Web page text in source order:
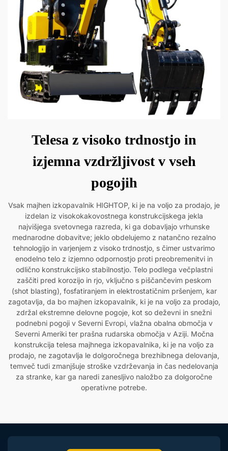
Telesa z visoko trdnostjo in
izjemna vzdržljivost v vseh
pogojih
Vsak majhen izkopavalnik HIGHTOP, ki je na voljo za prodajo, je
izdelan iz visokokakovostnega konstrukcijskega jekla
najvišjega svetovnega razreda, ki ga dobavljajo vrhunske
mednarodne dobavitve; jeklo obdelujemo z natančno rezalno
tehnologijo in varjenjem z visoko trdnostjo, s čimer ustvarimo
enodelno telo z izjemno odpornostjo proti preobremenitvi in
odlično konstrukcijsko stabilnostjo. Telo podlega večplastni
zaščiti pred korozijo in rjo, vključno s piščančevim peskom
(shot blasting), fosfatiranjem in elektrostatičnim pršenjem, kar
zagotavlja, da bo majhen izkopavalnik, ki je na voljo za prodajo,
zdržal ekstremne delovne pogoje, kot so deževni in snežni
podnebni pogoji v Severni Evropi, vlažna obalna območja v
Severni Ameriki ter prašna rudarska območja v Aziji. Močna
konstrukcija telesa majhnega izkopavalnika, ki je na voljo za
prodajo, ne zagotavlja le dolgoročnega brezhibnega delovanja,
temveč tudi zmanjšuje stroške vzdrževanja in čas nedelovanja
za stranke, kar ga naredi zanesljivo naložbo za dolgoročne
operativne potrebe.